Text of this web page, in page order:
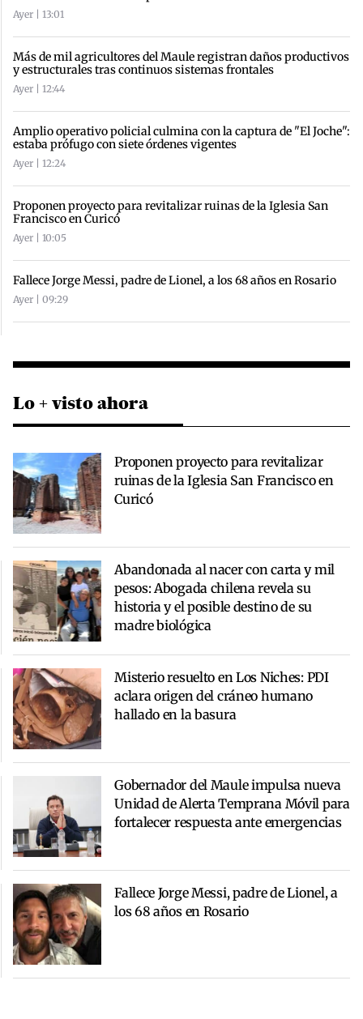
Ayer | 13:01
Más de mil agricultores del Maule registran daños productivos
y estructurales tras continuos sistemas frontales
Ayer | 12:44
Amplio operativo policial culmina con la captura de "El Joche":
estaba prófugo con siete órdenes vigentes
Ayer | 12:24
Proponen proyecto para revitalizar ruinas de la Iglesia San
Francisco en Curicó
Ayer | 10:05
Fallece Jorge Messi, padre de Lionel, a los 68 años en Rosario
Ayer | 09:29
Lo + visto ahora
Proponen proyecto para revitalizar
ruinas de la Iglesia San Francisco en
Curicó
Abandonada al nacer con carta y mil
pesos: Abogada chilena revela su
historia y el posible destino de su
madre biológica
Misterio resuelto en Los Niches: PDI
aclara origen del cráneo humano
hallado en la basura
Gobernador del Maule impulsa nueva
Unidad de Alerta Temprana Móvil para
fortalecer respuesta ante emergencias
Fallece Jorge Messi, padre de Lionel, a
los 68 años en Rosario